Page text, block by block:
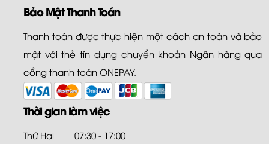
Bảo Mật Thanh Toán
Thanh toán được thực hiện một cách an toàn và bảo
mật với thẻ tín dụng chuyển khoản Ngân hàng qua
cổng thanh toán ONEPAY.
Thời gian làm việc
Thứ Hai
07:30 - 17:00